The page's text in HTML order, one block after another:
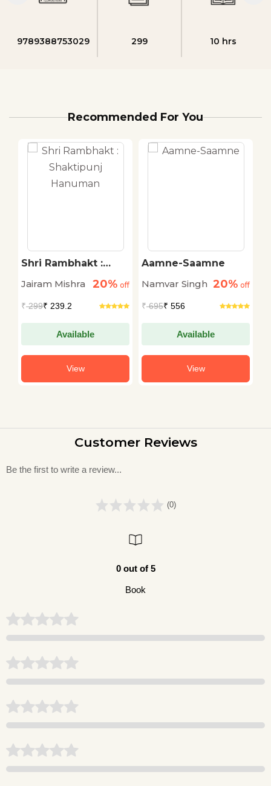
9789388753029 299 10 hrs
Recommended For You
Shri Rambhakt :
Jairam Mishra
20% off
₹299₹ 239.2
Available
View
Aamne-Saamne
Namvar Singh 20% off
₹695₹ 556
Available
View
Customer Reviews
Be the first to write a review...
(0)
0 out of 5
Book